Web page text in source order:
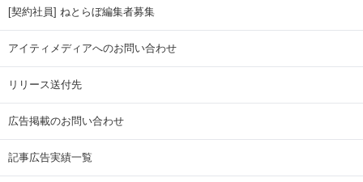
[契約社員] ねとらぼ編集者募集
アイティメディアへのお問い合わせ
リリース送付先
広告掲載のお問い合わせ
記事広告実績一覧